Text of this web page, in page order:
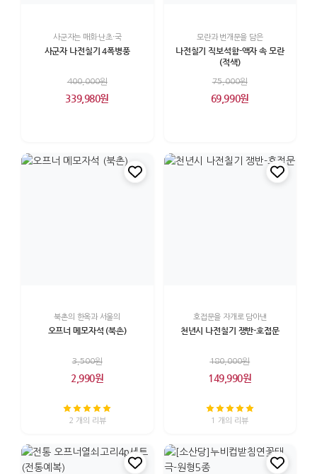
사군자는 매화·난초·국
사군자 나전칠기 4폭병풍
400,000원
339,980원
모란과 번개문을 담은
나전칠기 직보석함-액자 속 모란
(적색)
75,000원
69,990원
북촌의 한옥과 서울의
오프너 메모자석 (북촌)
3,500원
2,990원
2 개의 리뷰
호접문을 자개로 담아낸
천년시 나전칠기 쟁반-호접문
180,000원
149,990원
1 개의 리뷰